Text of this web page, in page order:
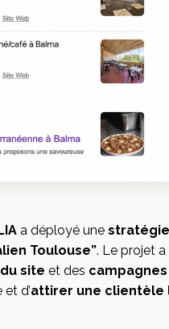
a déployé une stratégie
Toulouse”. Le projet
site et des
d’attirer une clientèle